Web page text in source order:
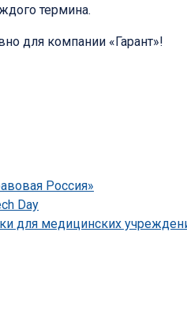
термина.
для компании «Гарант»!
Россия»
Day
для медицинских